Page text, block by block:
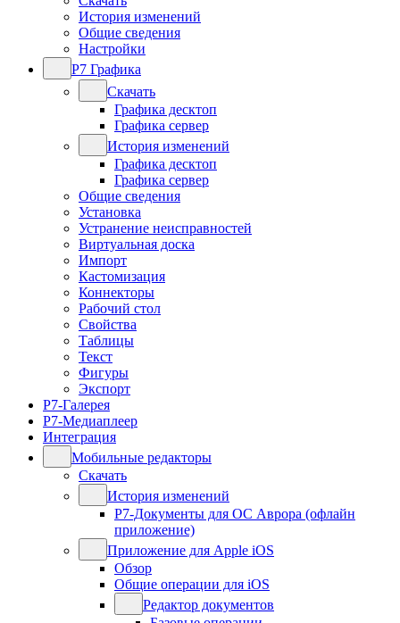
История изменений
Общие сведения
Настройки
Р7 Графика
Скачать
Графика десктоп
Графика сервер
История изменений
Графика десктоп
Графика сервер
Общие сведения
Установка
Устранение неисправностей
Виртуальная доска
Импорт
Кастомизация
Коннекторы
Рабочий стол
Свойства
Таблицы
Текст
Фигуры
Экспорт
Р7-Галерея
Р7-Медиаплеер
Интеграция
Мобильные редакторы
Скачать
История изменений
Р7-Документы для ОС Аврора (офлайн
приложение)
Приложение для Apple iOS
Обзор
Общие операции для iOS
Редактор документов